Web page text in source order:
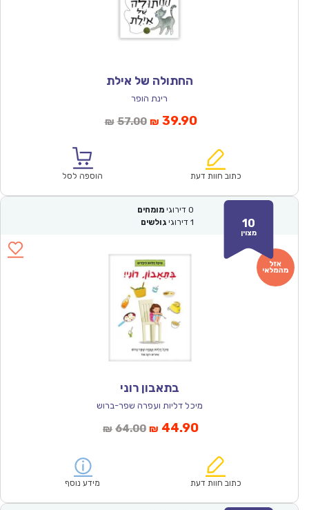
החתולה של אילת
רינת הופר
₪ 57.00המחיר
₪57.00.
₪ 39.90המחיר
הוא:
כתוב חוות דעת הוספה לסל
10
מצוין
0 דירוגי מומחים
1 דירוגי גולשים
בתאבון רוני
מיכל דליות ועפרה שפר-ברוש
₪ 64.00המחיר
₪64.00.
₪ 44.90המחיר
הוא:
כתוב חוות דעת מידע נוסף